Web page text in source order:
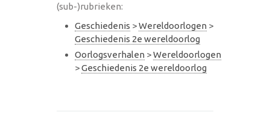
(sub-)rubrieken:
Geschiedenis >Wereldoorlogen >
Geschiedenis 2e wereldoorlog
Oorlogsverhalen >Wereldoorlogen
>Geschiedenis 2e wereldoorlog